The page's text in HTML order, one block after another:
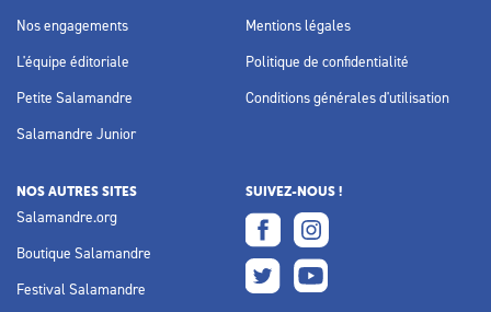
Nos engagements
L'équipe éditoriale
Petite Salamandre
Salamandre Junior
Mentions légales
Politique de confidentialité
Conditions générales d'utilisation
NOS AUTRES SITES
Salamandre.org
Boutique Salamandre
Festival Salamandre
SUIVEZ-NOUS !